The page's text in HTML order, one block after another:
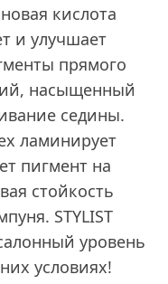
кислота
и улучшает
прямого
насыщенный
седины.
ламинирует
пигмент на
стойкость
STYLIST
уровень
условиях!